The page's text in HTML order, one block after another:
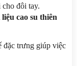
đôi tay.
cao su thiên
đặc trưng giúp việc